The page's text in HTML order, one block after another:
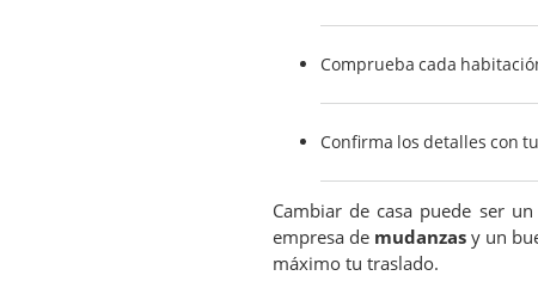
Comprueba cada
Confirma los detalles con
Cambiar de casa puede ser
empresa de mudanzasy un
máximo tu traslado.